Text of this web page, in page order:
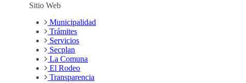
Sitio Web
Municipalidad
Trámites
Servicios
Secplan
La Comuna
El Rodeo
Transparencia